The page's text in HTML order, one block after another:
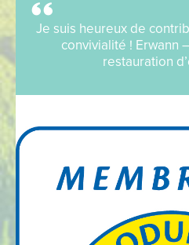
Je suis heureux de
convivialité ! Erwann
restauration